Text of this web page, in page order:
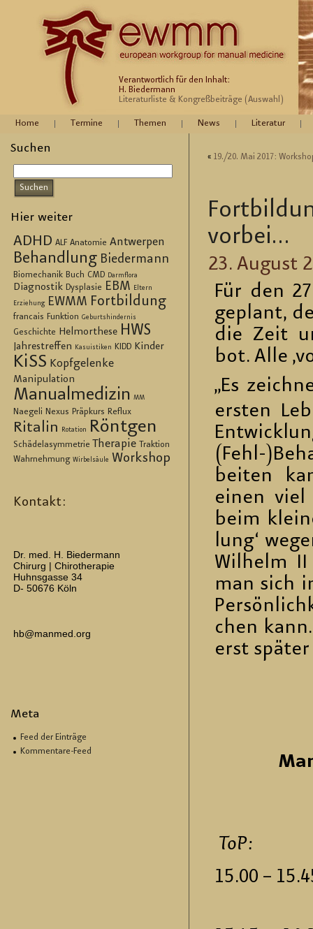
Verantwortlich für den Inhalt:
H. Biedermann
Literaturliste & Kongreßbeiträge (Auswahl)
Home Termine Themen News Literatur
Suchen
Hier weiter
ADHD ALF Anatomie Antwerpen
Behandlung Biedermann
Biomechanik Buch CMD Darmflora
Diagnostik Dysplasie EBM Eltern
Erziehung EWMM Fortbildung
francais Funktion Geburtshindernis
Geschichte Helmorthese HWS
Jahrestreffen Kasuistiken KIDD Kinder
KiSS Kopfgelenke
Manipulation
Manualmedizin MM
Naegeli Nexus Präpkurs Reflux
Ritalin Rotation Röntgen
Schädelasymmetrie Therapie Traktion
Wahrnehmung Wirbelsäule Workshop
Kontakt:
Dr. med. H. Biedermann
Chirurg | Chirotherapie
Huhnsgasse 34
D- 50676 Köln
hb@manmed.org
Meta
Feed der Einträge
Kommentare-Feed
« 19./20. Mai 2017:
vor­bei…
23. Au­gust
Für den
ge­plant,
die Zeit
bot. Alle
„Es
ers­ten
(Fehl-
bei­ten
einen viel
beim
lung‘
Wil­helm
man sich
chen
erst
ToP:
15.00 –